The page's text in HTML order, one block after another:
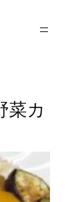
菜カ